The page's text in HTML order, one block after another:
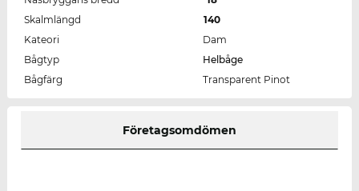
Skalmlängd
140
Kateori
Dam
Bågtyp
Helbåge
Bågfärg
Transparent Pinot
Företagsomdömen